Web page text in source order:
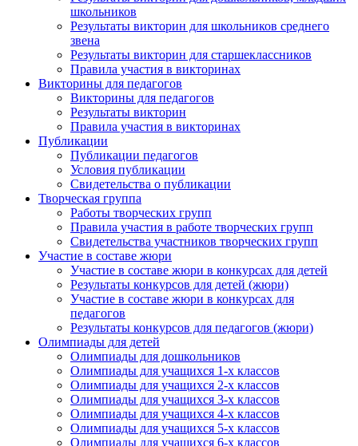
школьников
Результаты викторин для школьников среднего
звена
Результаты викторин для старшеклассников
Правила участия в викторинах
Викторины для педагогов
Викторины для педагогов
Результаты викторин
Правила участия в викторинах
Публикации
Публикации педагогов
Условия публикации
Свидетельства о публикации
Творческая группа
Работы творческих групп
Правила участия в работе творческих групп
Свидетельства участников творческих групп
Участие в составе жюри
Участие в составе жюри в конкурсах для детей
Результаты конкурсов для детей (жюри)
Участие в составе жюри в конкурсах для
педагогов
Результаты конкурсов для педагогов (жюри)
Олимпиады для детей
Олимпиады для дошкольников
Олимпиады для учащихся 1-х классов
Олимпиады для учащихся 2-х классов
Олимпиады для учащихся 3-х классов
Олимпиады для учащихся 4-х классов
Олимпиады для учащихся 5-х классов
Олимпиады для учащихся 6-х классов
Подпишитесь на анонсы сегодня и узнавайте
первыми о самом важном.
Имя
Организация
Подписаться
Нажимая на кнопку, вы даете согласие на обработку своих
персональных данных согласно 152-ФЗ.